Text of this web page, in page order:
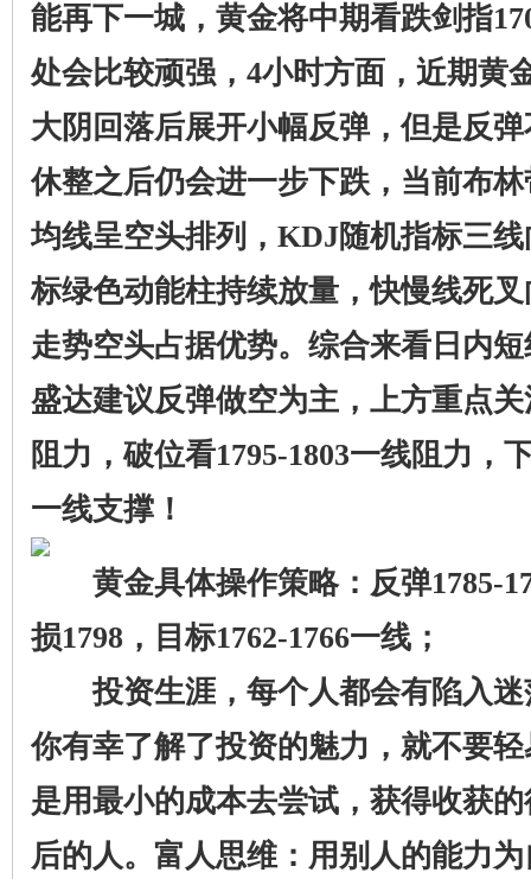
能再下一城，黄金将中期看跌剑指
处会比较顽强，4小时方面，近期黄
大阴回落后展开小幅反弹，但是反
休整之后仍会进一步下跌，当前布
均线呈空头排列，KDJ随机指标三
标绿色动能柱持续放量，快慢线死
走势空头占据优势。综合来看日内
盛达建议反弹做空为主，上方重点关
阻力，破位看1795-1803一线阻力，
一线支撑！
黄金具体操作策略：反弹1785-
损1798，目标1762-1766一线；
投资生涯，每个人都会有陷入迷
你有幸了解了投资的魅力，就不要
是用最小的成本去尝试，获得收获
后的人。富人思维：用别人的能力